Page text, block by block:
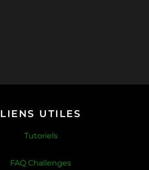
LIENS UTILES
Tutoriels
FAQ Challenges